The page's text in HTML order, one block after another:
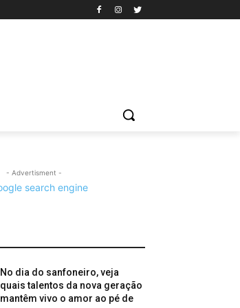
- Advertisment -
No dia do sanfoneiro, veja
quais talentos da nova geração
mantêm vivo o amor ao pé de